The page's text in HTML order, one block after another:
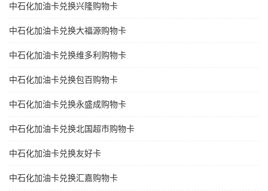
中石化加油卡兑换兴隆购物卡
中石化加油卡兑换大福源购物卡
中石化加油卡兑换维多利购物卡
中石化加油卡兑换包百购物卡
中石化加油卡兑换永盛成购物卡
中石化加油卡兑换北国超市购物卡
中石化加油卡兑换友好卡
中石化加油卡兑换汇嘉购物卡